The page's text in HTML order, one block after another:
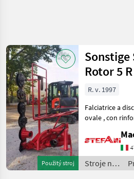
Kategorie 4 Země
AKTUÁLNÍ
CESTA
poľnohospodárska
technika
Stroje Na Zber
Objemovych
Krmiv
Kosa
Obnovit
Zobrazit
výsledků
Použitý stroj
Sonstige
Rotor 5 R
R. v. 1997
Falciatrice a
ovale , con rinforzi sul
defluire il
Compatta e
grado di falciare
velocemente
Stroje na
zber